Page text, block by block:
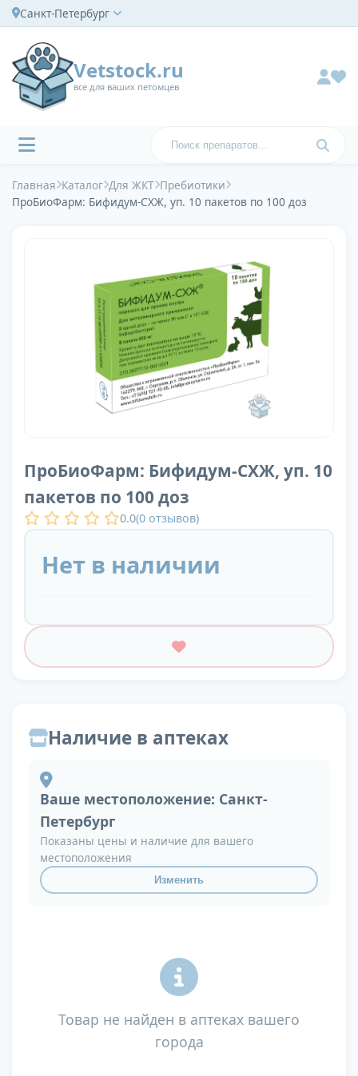
Санкт-Петербург
Vetstock.ru
все для ваших петомцев
Главная Каталог Для ЖКТ Пребиотики
ПроБиоФарм: Бифидум-СХЖ, уп. 10 пакетов по 100 доз
ПроБиоФарм: Бифидум-СХЖ, уп. 10
пакетов по 100 доз
0.0(0 отзывов)
Нет в наличии
Наличие в аптеках
Ваше местоположение: Санкт-
Петербург
Показаны цены и наличие для вашего
местоположения
Изменить
Товар не найден в аптеках вашего
города